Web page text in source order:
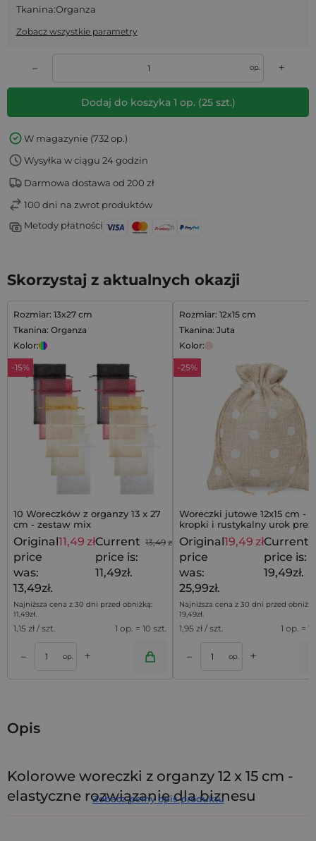
Tkanina:Organza
Zobacz wszystkie parametry
– op. +
Dodaj do koszyka 1 op. (25szt.)
W magazynie (732 op.)
Wysyłka w ciągu 24 godzin
Darmowa dostawa od 200 zł
100 dni na zwrot produktów
Metody płatności
Skorzystaj z aktualnych okazji
Rozmiar: 13x27 cm
Tkanina: Organza
Kolor:
-15%
10 Woreczków z organzy 13 x 27
cm - zestaw mix
13,49 zł
Original
price
was:
13,49zł.
11,49 złCurrent
price is:
11,49zł.
Najniższa cena z 30 dni przed obniżką:
11,49zł.
1,15 zł / szt. 1 op. = 10 szt.
– op. +
Rozmiar: 12x15 cm
Tkanina: Juta
Kolor:
-25%
Woreczki jutowe 12x15 cm -
kropki i rustykalny urok
Original
price
was:
25,99zł.
19,49 złCurrent
price is:
19,49zł.
Najniższa cena z 30 dni przed
19,49zł.
1,95 zł / szt. 1 op. =
– op. +
Dodaj do koszyka
Opis
Kolorowe woreczki z organzy 12 x 15 cm -
elastyczne rozwiązanie dla biznesu
Zobacz pełny opis produktu